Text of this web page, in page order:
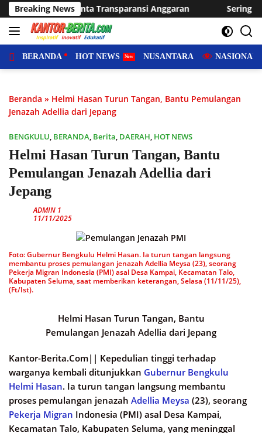
Langsung
ke
konten
Breaking News
Anggaran Sering Dilanda Genangan, Desa Sukaraja
BERANDA HOT NEWS NUSANTARA NASIONAL
Beranda » Helmi Hasan Turun Tangan, Bantu Pemulangan
Jenazah Adellia dari Jepang
BENGKULU, BERANDA, Berita, DAERAH, HOT NEWS
Helmi Hasan Turun Tangan, Bantu
Pemulangan Jenazah Adellia dari
Jepang
ADMIN 1
11/11/2025
Foto: Gubernur Bengkulu Helmi Hasan. Ia turun tangan langsung
membantu proses pemulangan jenazah Adellia Meysa (23), seorang
Pekerja Migran Indonesia (PMI) asal Desa Kampai, Kecamatan Talo,
Kabupaten Seluma, saat memberikan keterangan, Selasa (11/11/25),
(Ft/Ist).
Helmi Hasan Turun Tangan, Bantu
Pemulangan Jenazah Adellia dari Jepang
Kantor-Berita.Com|| Kepedulian tinggi terhadap
warganya kembali ditunjukkan Gubernur Bengkulu
Helmi Hasan. Ia turun tangan langsung membantu
proses pemulangan jenazah Adellia Meysa (23), seorang
Pekerja Migran Indonesia (PMI) asal Desa Kampai,
Kecamatan Talo, Kabupaten Seluma, yang meninggal